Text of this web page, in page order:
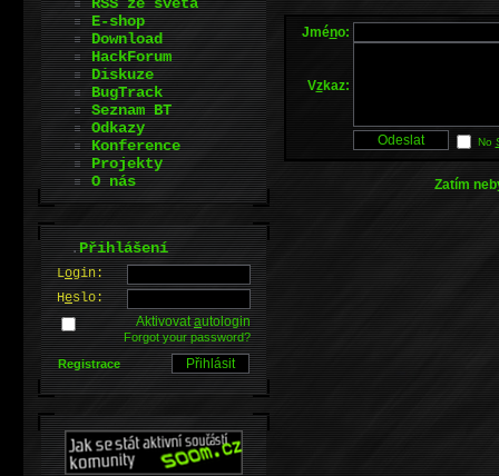
Jméno:
Vzkaz:
No
Zatím
E-shop
Download
HackForum
Diskuze
BugTrack
Seznam BT
Odkazy
Konference
Projekty
O nás
.Přihlášení
Login:
Heslo:
Aktivovatautologin
Forgot your password?
Registrace